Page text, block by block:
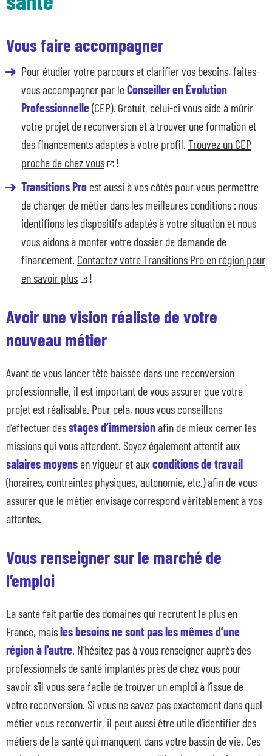
Vous faire accompagner
Pour étudier votre parcours et clarifier vos besoins, faites-
vous accompagner par leConseiller en Évolution
Professionnelle(CEP). Gratuit, celui-ci vous aide à mûrir
votre projet de reconversion et à trouver une formation et
des financements adaptés à votre profil. Trouvez un CEP
proche de chez vous
!
Transitions Pro est aussi à vos côtés pour vous permettre
de changer de métier dans les meilleures conditions : nous
identifions les dispositifs adaptés à votre situation et nous
vous aidons à monter votre dossier de demande de
financement. Contactez votre Transitions Pro en région pour
en savoir plus
!
Avoir une vision réaliste de votre
nouveau métier
Avant de vous lancer tête baissée dans une reconversion
professionnelle, il est important de vous assurer que votre
projet est réalisable. Pour cela, nous vous conseillons
d’effectuer desstages d’immersionafin de mieux cerner les
missions qui vous attendent. Soyez également attentif aux
salaires moyens en vigueur et aux conditions de travail
(horaires, contraintes physiques, autonomie, etc.) afin de vous
assurer que le métier envisagé correspond véritablement à vos
attentes.
Vous renseigner sur le marché de
l’emploi
La santé fait partie des domaines qui recrutent le plus en
France, maisles besoins ne sont pas les mêmes d’une
région à l’autre . N’hésitez pas à vous renseigner auprès des
professionnels de santé implantés près de chez vous pour
savoir s’il vous sera facile de trouver un emploi à l’issue de
votre reconversion. Si vous ne savez pas exactement dans quel
métier vous reconvertir, il peut aussi être utile d’identifier des
métiers de la santé qui manquent dans votre bassin de vie. Ces